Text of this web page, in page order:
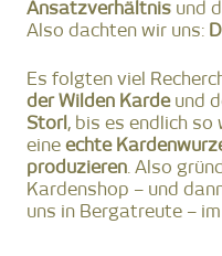
Ansatzverhältnis und
Also dachten wir uns:
Es folgten viel
der Wilden Kardeund
Storl, bis es endlich so
eine echte
produzieren. Also
Kardenshop – und
uns in Bergatreute –